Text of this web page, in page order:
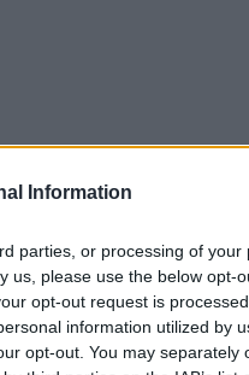
Information
parties, or processing of your
us, please use the below opt-
opt-out request is
information utilized by
opt-out. You may separately